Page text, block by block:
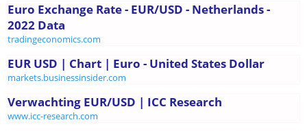
Euro Exchange Rate - EUR/USD - Netherlands -
2022 Data
tradingeconomics.com
EUR USD | Chart | Euro - United States Dollar
markets.businessinsider.com
Verwachting EUR/USD | ICC Research
www.icc-research.com